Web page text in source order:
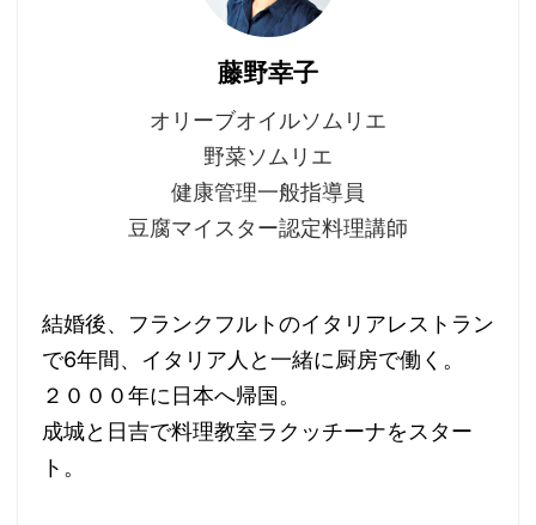
藤野幸子
オリーブオイルソムリエ
野菜ソムリエ
健康管理一般指導員
豆腐マイスター認定料理講師
結婚後、フランクフルトのイタリアレストラン
で6年間、イタリア人と一緒に厨房で働く。
２０００年に日本へ帰国。
成城と日吉で料理教室ラクッチーナをスター
ト。